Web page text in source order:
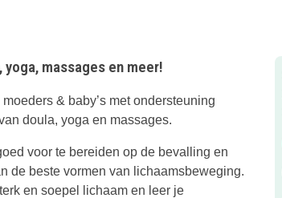
massages en meer!
& baby’s met ondersteuning
doula, yoga en massages.
voor te bereiden op de bevalling en
de beste vormen van lichaamsbeweging.
en soepel lichaam en leer je